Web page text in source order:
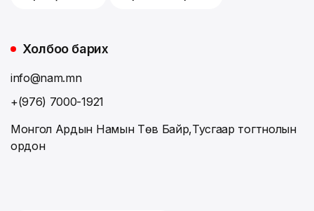
Холбоо барих
info@nam.mn
+(976) 7000-1921
Монгол Ардын Намын Төв Байр,Тусгаар тогтнолын
ордон